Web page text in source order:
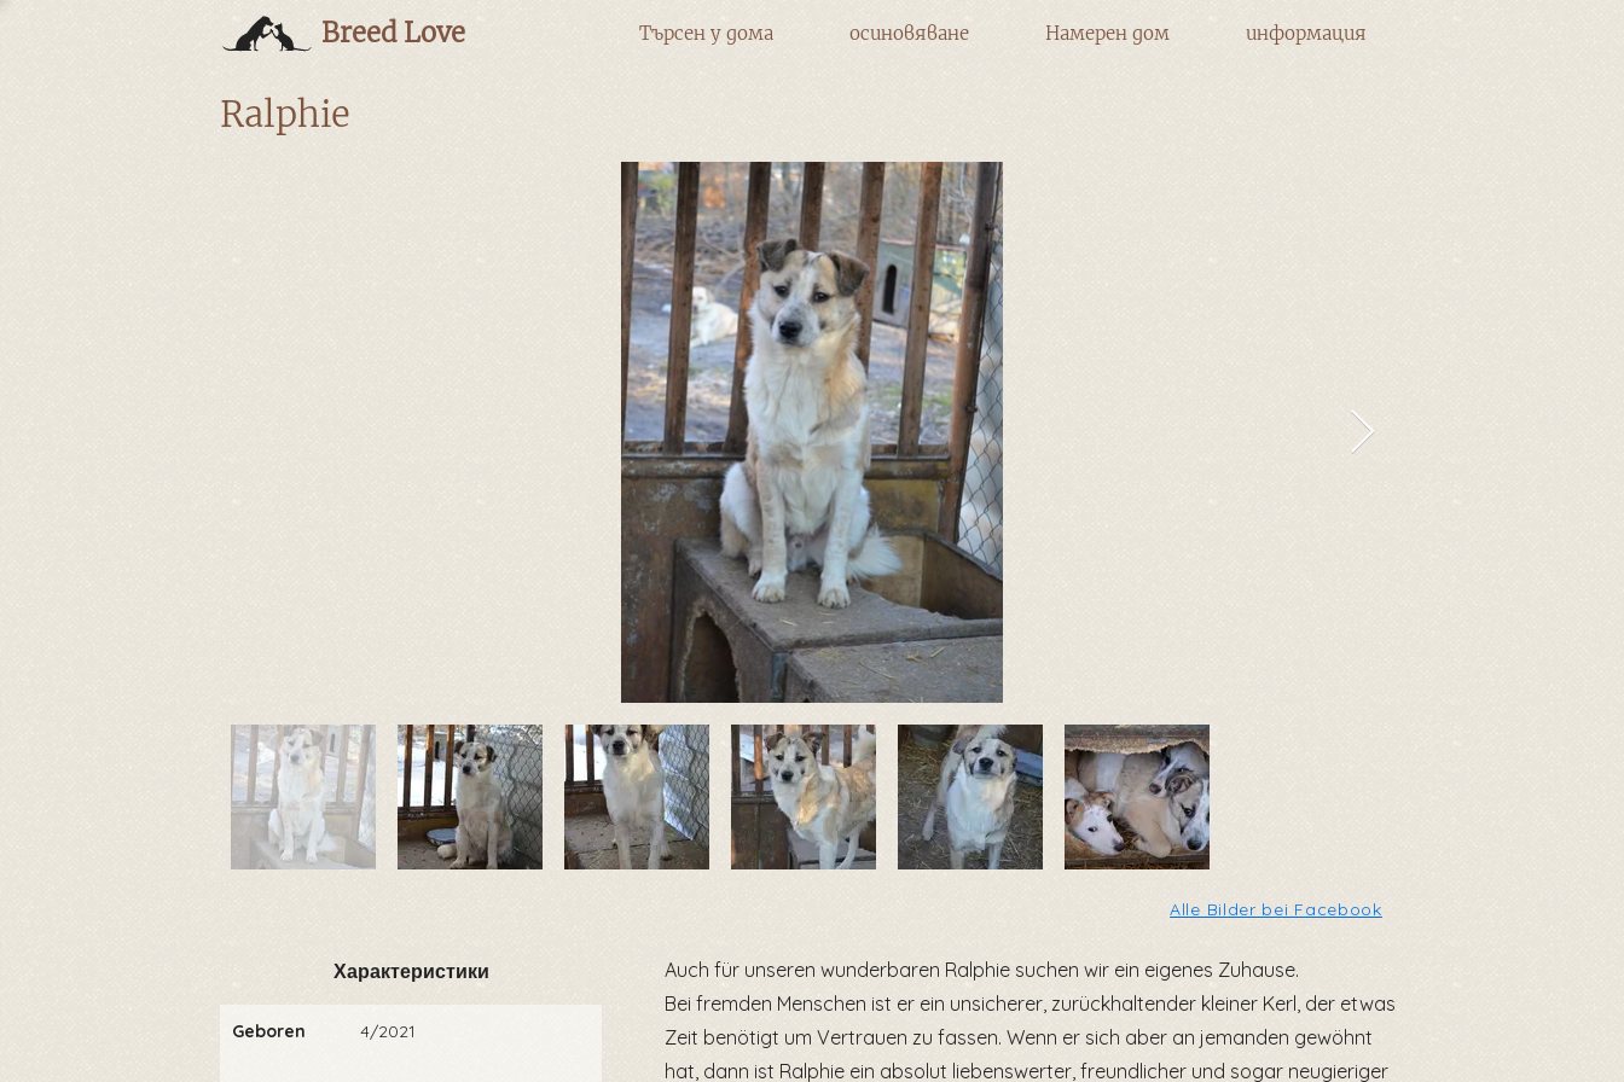
Breed Love Търсен у дома осиновяване Намерен дом информация
Ralphie
Alle Bilder bei Facebook
Характеристики
Geboren 4/2021
Auch für unseren wunderbaren Ralphie suchen wir ein eigenes Zuhause.
Bei fremden Menschen ist er ein unsicherer, zurückhaltender kleiner Kerl, der etwas
Zeit benötigt um Vertrauen zu fassen. Wenn er sich aber an jemanden gewöhnt
hat, dann ist Ralphie ein absolut liebenswerter, freundlicher und sogar neugieriger